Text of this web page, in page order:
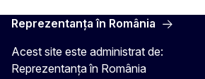
Reprezentanța în România
Acest site este administrat de:
Reprezentanța în România